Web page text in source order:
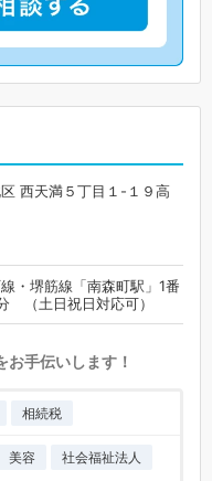
西天満５丁目１-１９高
・堺筋線「南森町駅」1番
（土日祝日対応可）
手伝いします！
相続税
美容
社会福祉法人